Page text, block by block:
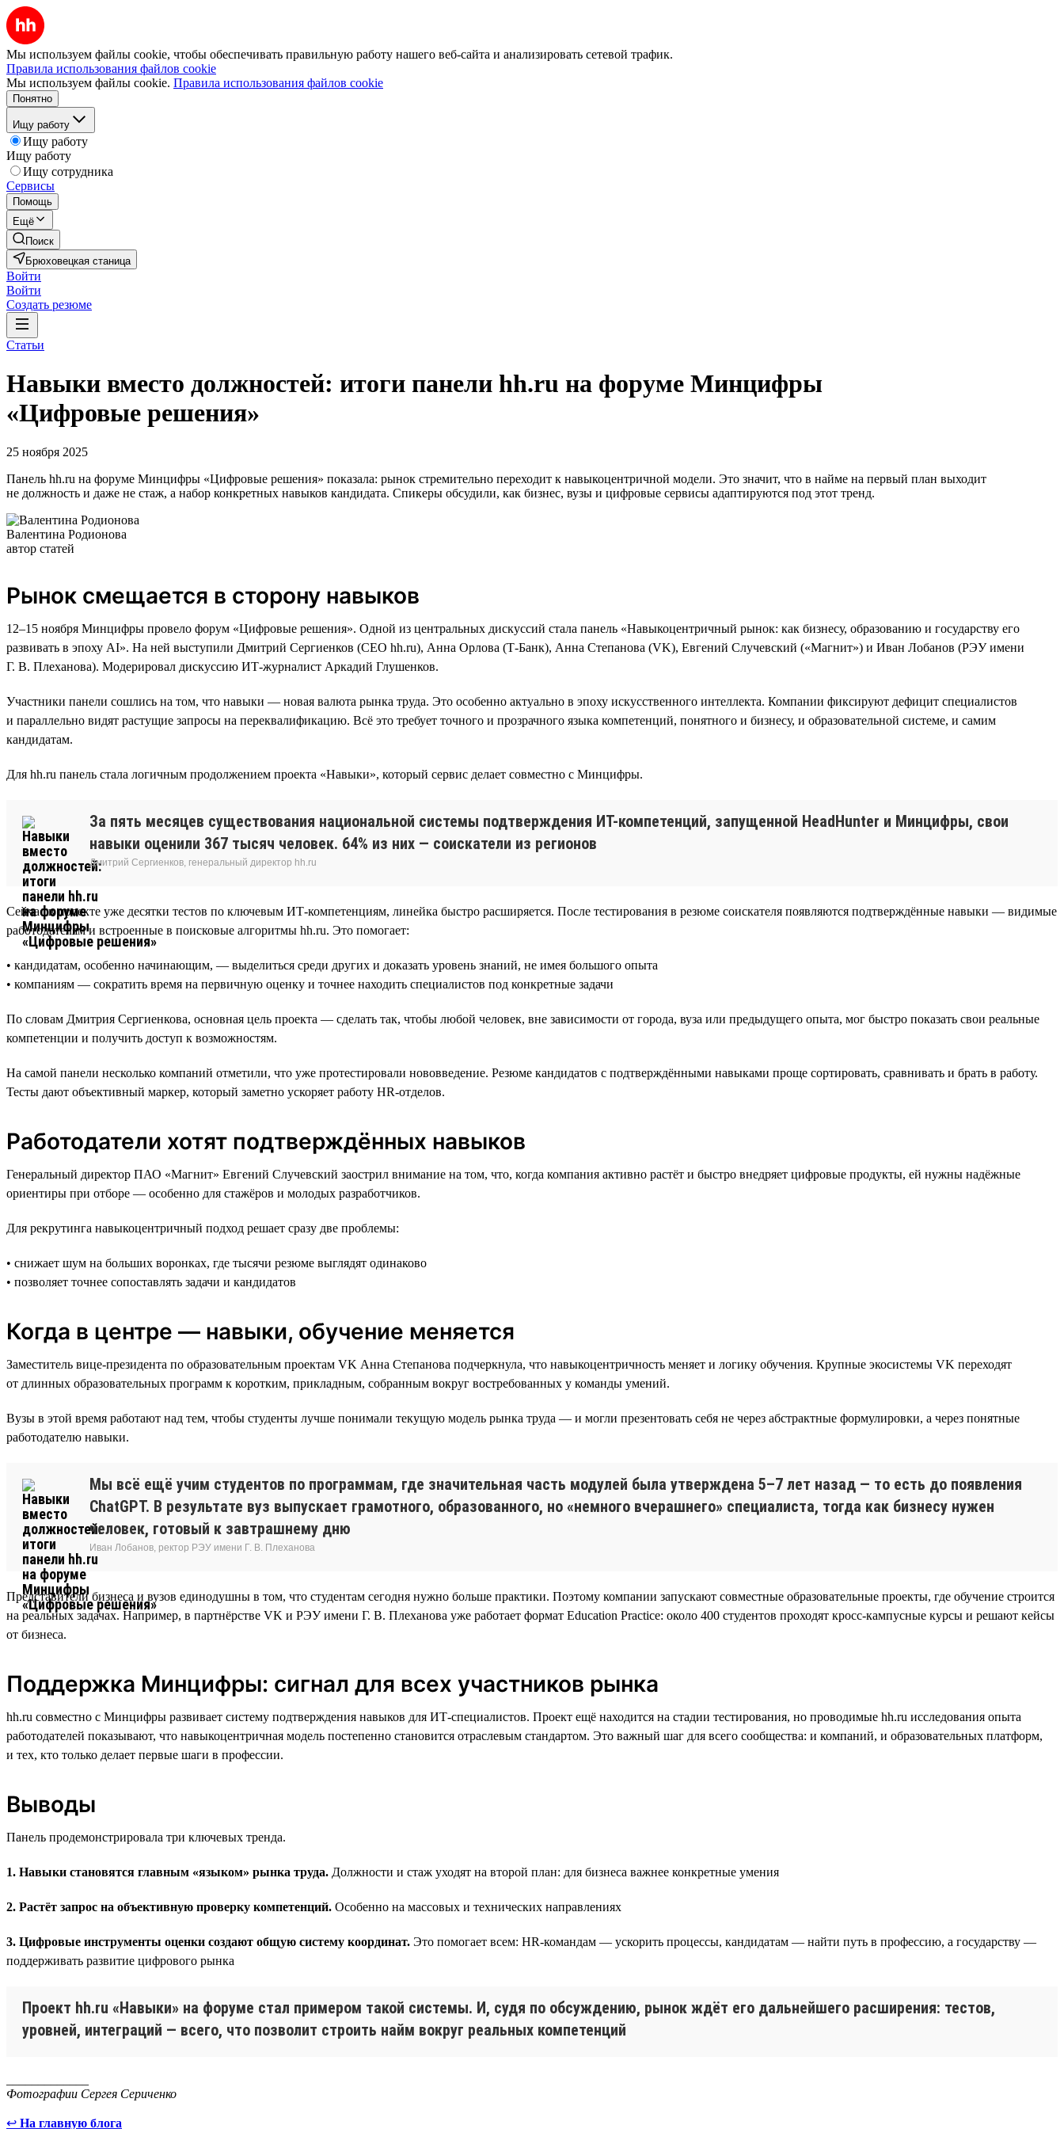
Мы используем файлы cookie, чтобы обеспечивать правильную работу нашего веб-сайта и анализировать сетевой трафик.
Правила использования файлов cookie
Мы используем файлы cookie. Правила использования файлов cookie
Понятно
Ищу работу
Ищу работу
Ищу работу
Ищу сотрудника
Сервисы
Помощь
Ещё
Поиск
Брюховецкая станица
Войти
Войти
Создать резюме
Статьи
Навыки вместо должностей: итоги панели hh.ru на форуме Минцифры
«Цифровые решения»
25 ноября 2025
Панель hh.ru на форуме Минцифры «Цифровые решения» показала: рынок стремительно переходит к навыкоцентричной модели. Это значит, что в найме на первый план выходит
не должность и даже не стаж, а набор конкретных навыков кандидата. Спикеры обсудили, как бизнес, вузы и цифровые сервисы адаптируются под этот тренд.
Валентина Родионова
автор статей
Рынок смещается в сторону навыков
12–15 ноября Минцифры провело форум «Цифровые решения». Одной из центральных дискуссий стала панель «Навыкоцентричный рынок: как бизнесу, образованию и государству его
развивать в эпоху AI». На ней выступили Дмитрий Сергиенков (CEO hh.ru), Анна Орлова (Т-Банк), Анна Степанова (VK), Евгений Случевский («Магнит») и Иван Лобанов (РЭУ имени
Г. В. Плеханова). Модерировал дискуссию ИТ-журналист Аркадий Глушенков.
Участники панели сошлись на том, что навыки — новая валюта рынка труда. Это особенно актуально в эпоху искусственного интеллекта. Компании фиксируют дефицит специалистов
и параллельно видят растущие запросы на переквалификацию. Всё это требует точного и прозрачного языка компетенций, понятного и бизнесу, и образовательной системе, и самим
кандидатам.
Для hh.ru панель стала логичным продолжением проекта «Навыки», который сервис делает совместно с Минцифры.
За пять месяцев существования национальной системы подтверждения ИТ-компетенций, запущенной HeadHunter и Минцифры, свои
навыки оценили 367 тысяч человек. 64% из них — соискатели из регионов
Дмитрий Сергиенков, генеральный директор hh.ru
Сейчас в проекте уже десятки тестов по ключевым ИТ-компетенциям, линейка быстро расширяется. После тестирования в резюме соискателя появляются подтверждённые навыки — видимые
работодателям и встроенные в поисковые алгоритмы hh.ru. Это помогает:
• кандидатам, особенно начинающим, — выделиться среди других и доказать уровень знаний, не имея большого опыта
• компаниям — сократить время на первичную оценку и точнее находить специалистов под конкретные задачи
По словам Дмитрия Сергиенкова, основная цель проекта — сделать так, чтобы любой человек, вне зависимости от города, вуза или предыдущего опыта, мог быстро показать свои реальные
компетенции и получить доступ к возможностям.
На самой панели несколько компаний отметили, что уже протестировали нововведение. Резюме кандидатов с подтверждёнными навыками проще сортировать, сравнивать и брать в работу.
Тесты дают объективный маркер, который заметно ускоряет работу HR-отделов.
Работодатели хотят подтверждённых навыков
Генеральный директор ПАО «Магнит» Евгений Случевский заострил внимание на том, что, когда компания активно растёт и быстро внедряет цифровые продукты, ей нужны надёжные
ориентиры при отборе — особенно для стажёров и молодых разработчиков.
Для рекрутинга навыкоцентричный подход решает сразу две проблемы:
• снижает шум на больших воронках, где тысячи резюме выглядят одинаково
• позволяет точнее сопоставлять задачи и кандидатов
Когда в центре — навыки, обучение меняется
Заместитель вице-президента по образовательным проектам VK Анна Степанова подчеркнула, что навыкоцентричность меняет и логику обучения. Крупные экосистемы VK переходят
от длинных образовательных программ к коротким, прикладным, собранным вокруг востребованных у команды умений.
Вузы в этой время работают над тем, чтобы студенты лучше понимали текущую модель рынка труда — и могли презентовать себя не через абстрактные формулировки, а через понятные
работодателю навыки.
Мы всё ещё учим студентов по программам, где значительная часть модулей была утверждена 5–7 лет назад — то есть до появления
ChatGPT. В результате вуз выпускает грамотного, образованного, но «немного вчерашнего» специалиста, тогда как бизнесу нужен
человек, готовый к завтрашнему дню
Иван Лобанов, ректор РЭУ имени Г. В. Плеханова
Представители бизнеса и вузов единодушны в том, что студентам сегодня нужно больше практики. Поэтому компании запускают совместные образовательные проекты, где обучение строится
на реальных задачах. Например, в партнёрстве VK и РЭУ имени Г. В. Плеханова уже работает формат Education Practice: около 400 студентов проходят кросс-кампусные курсы и решают кейсы
от бизнеса.
Поддержка Минцифры: сигнал для всех участников рынка
hh.ru совместно с Минцифры развивает систему подтверждения навыков для ИТ-специалистов. Проект ещё находится на стадии тестирования, но проводимые hh.ru исследования опыта
работодателей показывают, что навыкоцентричная модель постепенно становится отраслевым стандартом. Это важный шаг для всего сообщества: и компаний, и образовательных платформ,
и тех, кто только делает первые шаги в профессии.
Выводы
Панель продемонстрировала три ключевых тренда.
1. Навыки становятся главным «языком» рынка труда. Должности и стаж уходят на второй план: для бизнеса важнее конкретные умения
2. Растёт запрос на объективную проверку компетенций. Особенно на массовых и технических направлениях
3. Цифровые инструменты оценки создают общую систему координат. Это помогает всем: HR-командам — ускорить процессы, кандидатам — найти путь в профессию, а государству —
поддерживать развитие цифрового рынка
Проект hh.ru «Навыки» на форуме стал примером такой системы. И, судя по обсуждению, рынок ждёт его дальнейшего расширения: тестов,
уровней, интеграций — всего, что позволит строить найм вокруг реальных компетенций
Фотографии Сергея Сериченко
↩ На главную блога